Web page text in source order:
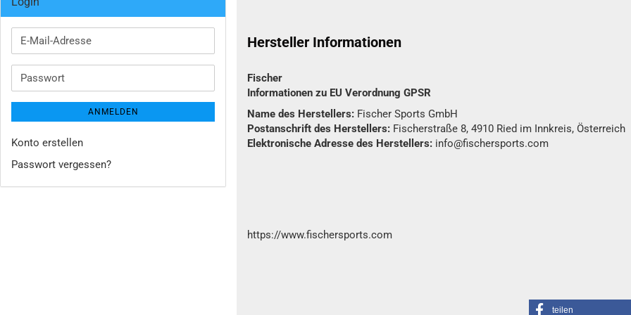
Hersteller Informationen
Fischer
Informationen zu EU Verordnung GPSR
Name des Herstellers: Fischer Sports GmbH
Postanschrift des Herstellers: Fischerstraße 8, 4910 Ried im Innkreis, Österreich
Elektronische Adresse des Herstellers: info@fischersports.com
https://www.fischersports.com
teilen
E-
Mail-
Passwort
ANMELDEN
Konto erstellen
Passwort vergessen?